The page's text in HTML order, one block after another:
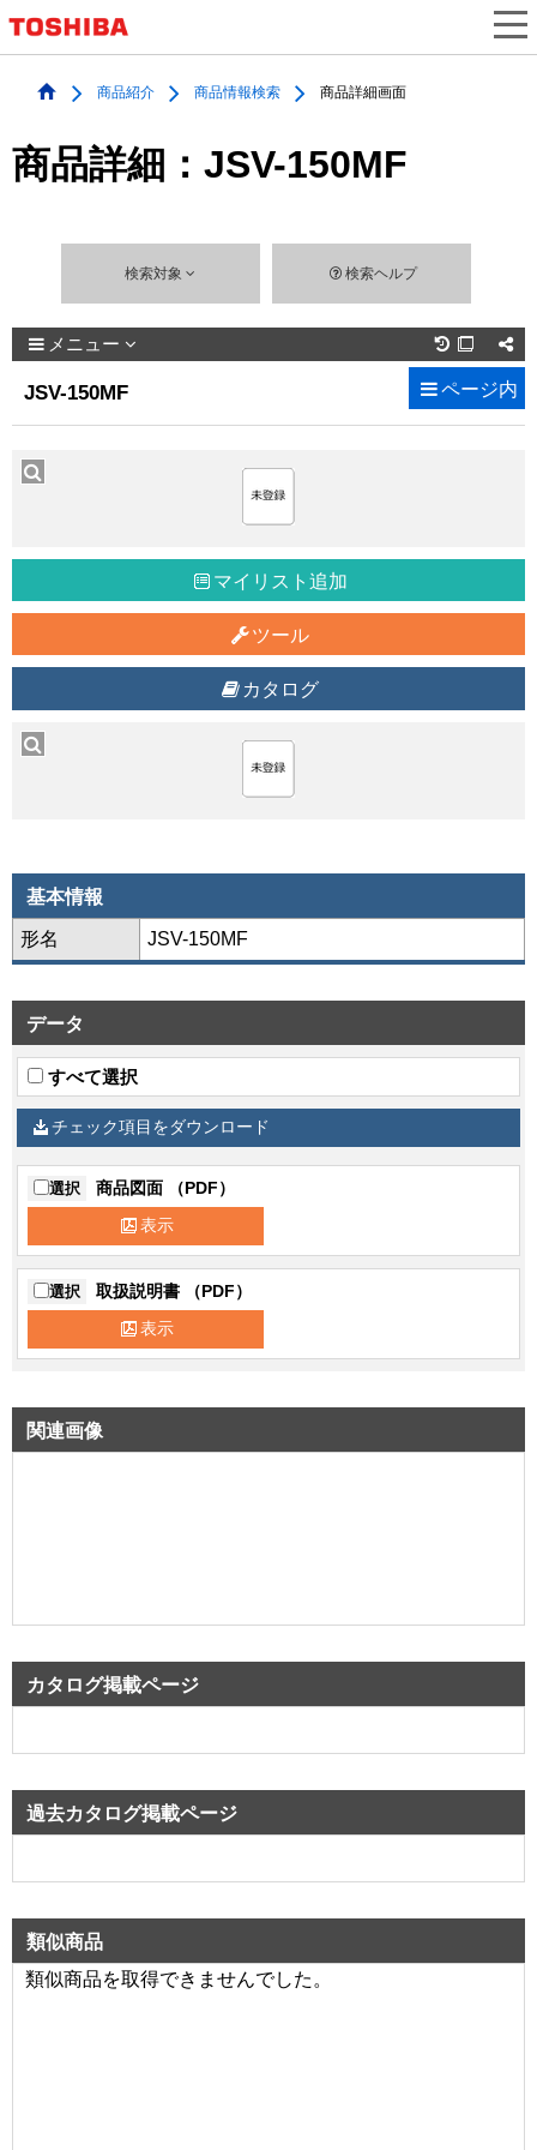
商品紹介 商品情報検索 商品詳細画面
商品詳細：JSV-150MF
検索対象 検索ヘルプ
メニュー 
JSV-150MF ページ内
マイリスト追加
ツール
カタログ
基本情報
形名 JSV-150MF
データ
すべて選択
チェック項目をダウンロード
選択 商品図面 （PDF）
表示
選択 取扱説明書 （PDF）
表示
関連画像
カタログ掲載ページ
過去カタログ掲載ページ
類似商品
類似商品を取得できませんでした。